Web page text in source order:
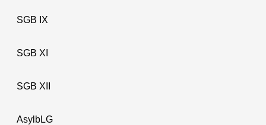
SGB IX
SGB XI
SGB XII
AsylbLG